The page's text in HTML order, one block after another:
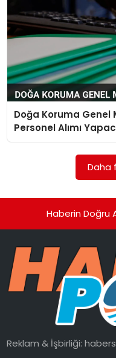
SAĞLIK
SPOR
MAGAZIN
SPOR
TEKNOLOJI
EKONOMI
Doğa Koruma Genel
Personel Alımı
Daha
Haberin Doğru
Reklam & İşbirliği: